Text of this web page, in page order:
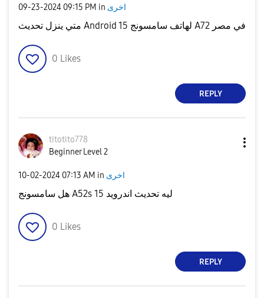
‎09-23-2024 09:15 PM in اخرى
متي ينزل تحديث Android 15 لهاتف سامسونج A72 في مصر
0 Likes
REPLY
titotito778
Beginner Level 2
‎10-02-2024 07:13 AM in اخرى
هل سامسونج A52s ليه تحديث اندرويد 15
0 Likes
REPLY